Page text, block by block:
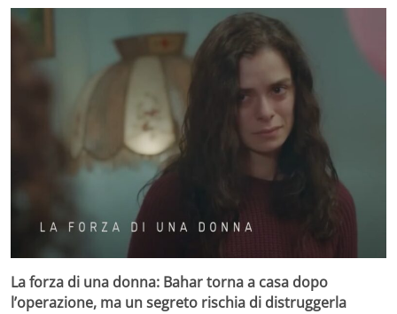
La forza di una donna: Bahar torna a casa dopo
l’operazione, ma un segreto rischia di distruggerla